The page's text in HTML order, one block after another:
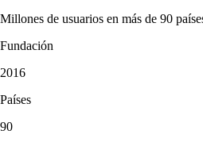
Millones de usuarios en más de 90
Fundación
2016
Países
90